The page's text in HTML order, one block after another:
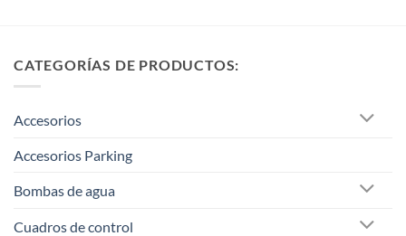
CATEGORÍAS DE PRODUCTOS:
Accesorios
Accesorios Parking
Bombas de agua
Cuadros de control